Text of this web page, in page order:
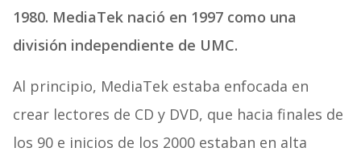
1980. MediaTek nació en 1997 como una
división independiente de UMC.
Al principio, MediaTek estaba enfocada en
crear lectores de CD y DVD, que hacia finales de
los 90 e inicios de los 2000 estaban en alta